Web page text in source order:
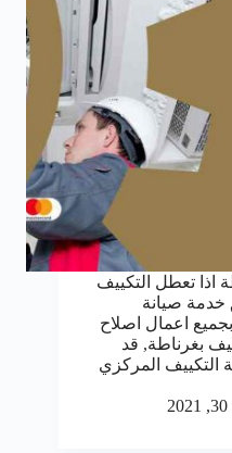
اذا تعطل التكييف
خدمة صيانة
اعمال اصلاح
بغرناطة, قد
التكييف المركزي